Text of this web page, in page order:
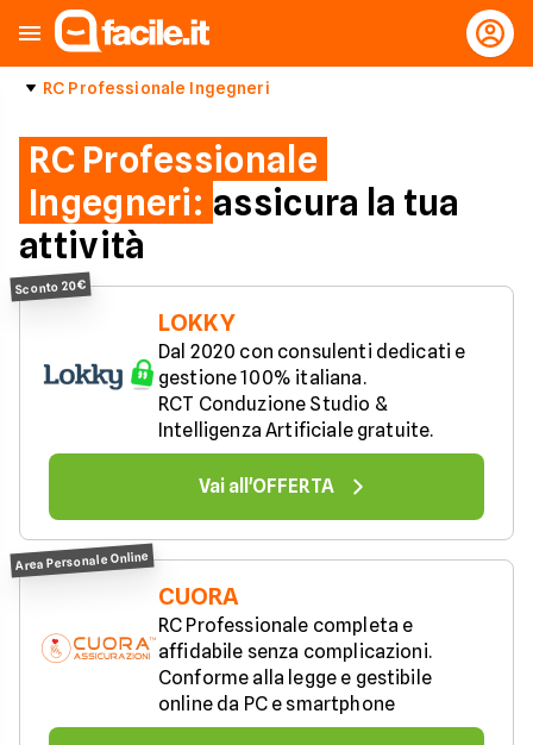
RC Professionale Ingegneri
RC Professionale
Ingegneri: assicura la tua
attività
LOKKY
Dal 2020 con consulenti dedicati e
gestione 100% italiana.
RCT Conduzione Studio &
Intelligenza Artificiale gratuite.
Vai all'OFFERTA
Sconto 20€
CUORA
RC Professionale completa e
affidabile senza complicazioni.
Conforme alla legge e gestibile
online da PC e smartphone
Area Personale Online